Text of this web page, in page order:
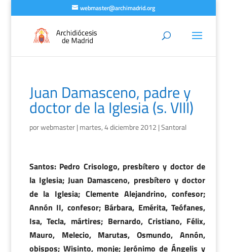
webmaster@archimadrid.org
Juan Damasceno, padre y
doctor de la Iglesia (s. VIII)
porwebmaster| martes, 4 diciembre 2012 |Santoral
Santos: Pedro Crisologo, presbítero y doctor de
la Iglesia; Juan Damasceno, presbítero y doctor
de la Iglesia; Clemente Alejandrino, confesor;
Annón II, confesor; Bárbara, Emérita, Teófanes,
Isa, Tecla, mártires; Bernardo, Cristiano, Félix,
Mauro, Melecio, Marutas, Osmundo, Annón,
obispos; Wisinto, monje; Jerónimo de Ángelis y